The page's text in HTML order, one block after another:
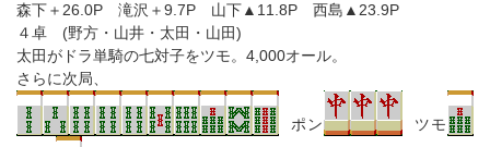
森下＋26.0P 滝沢＋9.7P 山下▲11.8P 西島▲23.9P
４卓 (野方・山井・太田・山田)
太田がドラ単騎の七対子をツモ。4,000オール。
さらに次局、
ポン ツモ